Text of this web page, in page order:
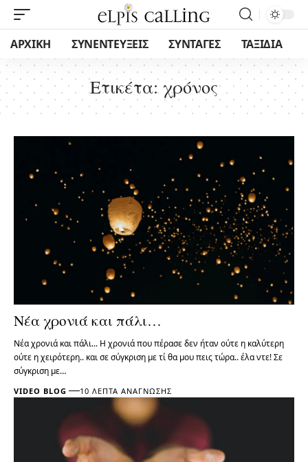
ΑΡΧΙΚΗ ΣΥΝΕΝΤΕΥΞΕΙΣ ΣΥΝΤΑΓΕΣ ΤΑΞΙΔΙΑ
Ετικέτα: χρόνος
Νέα χρονιά και πάλι…
Νέα χρονιά και πάλι... Η χρονιά που πέρασε δεν ήταν ούτε η καλύτερη
ούτε η χειρότερη.. και σε σύγκριση με τί θα μου πεις τώρα.. έλα ντε! Σε
σύγκριση με…
VIDEO BLOG 10 ΛΕΠΤΆ ΑΝΆΓΝΩΣΗΣ